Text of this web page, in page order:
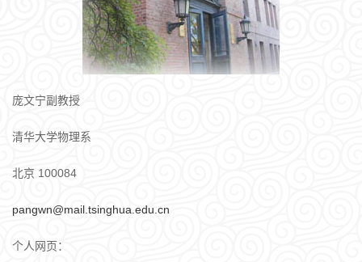
庞文宁副教授
清华大学物理系
北京 100084
pangwn@mail.tsinghua.edu.cn
个人网页：